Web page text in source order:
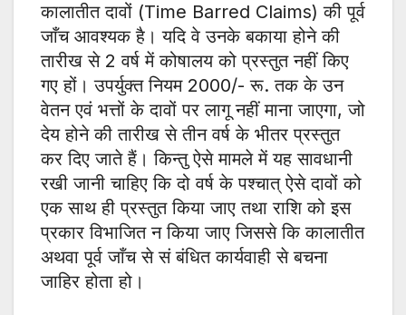
कालातीत दावों (Time Barred Claims) की पूर्व
जाँच आवश्यक है। यदि वे उनके बकाया होने की
तारीख से 2 वर्ष में कोषालय को प्रस्तुत नहीं किए
गए हों। उपर्युक्त नियम 2000/- रू. तक के उन
वेतन एवं भत्तों के दावों पर लागू नहीं माना जाएगा, जो
देय होने की तारीख से तीन वर्ष के भीतर प्रस्तुत
कर दिए जाते हैं। किन्तु ऐसे मामले में यह सावधानी
रखी जानी चाहिए कि दो वर्ष के पश्चात् ऐसे दावों को
एक साथ ही प्रस्तुत किया जाए तथा राशि को इस
प्रकार विभाजित न किया जाए जिससे कि कालातीत
अथवा पूर्व जाँच से सं बंधित कार्यवाही से बचना
जाहिर होता हो।